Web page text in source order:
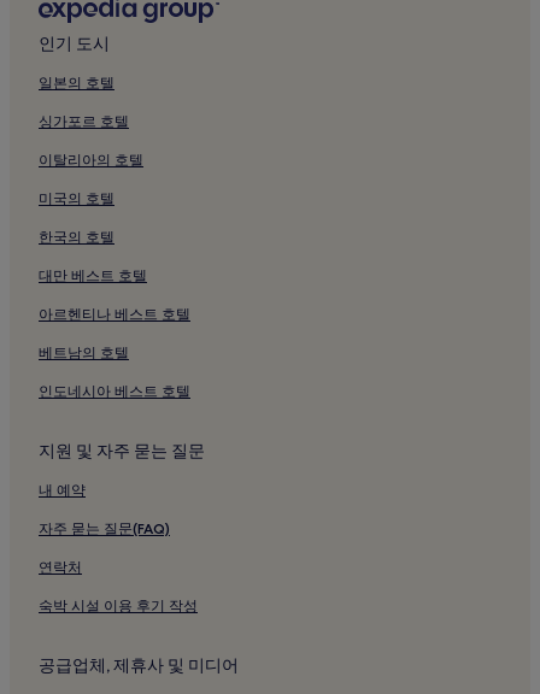
기림사 근처 호텔
오류고아라 해변 근처 호텔
관성솔밭 해변 근처 호텔
나아 해변 근처 호텔
양포 해수욕장 근처 호텔
봉길 대왕암 해변 근처 호텔
경감로 호텔
경주 양남 주상절리군 근처 호텔
석굴암 근처 호텔
불국사 근처 호텔
다보탑 근처 호텔
나정 해변의 모텔
인기 도시
일본의 호텔
싱가포르 호텔
이탈리아의 호텔
미국의 호텔
한국의 호텔
대만 베스트 호텔
아르헨티나 베스트 호텔
베트남의 호텔
인도네시아 베스트 호텔
지원 및 자주 묻는 질문
내 예약
자주 묻는 질문(FAQ)
연락처
숙박 시설 이용 후기 작성
공급업체, 제휴사 및 미디어